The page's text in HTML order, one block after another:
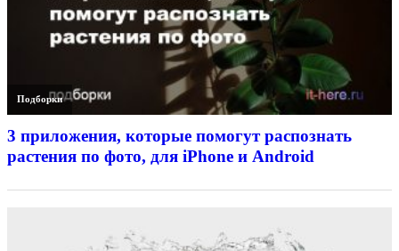
Подборки
3 приложения, которые помогут распознать
растения по фото, для iPhone и Android